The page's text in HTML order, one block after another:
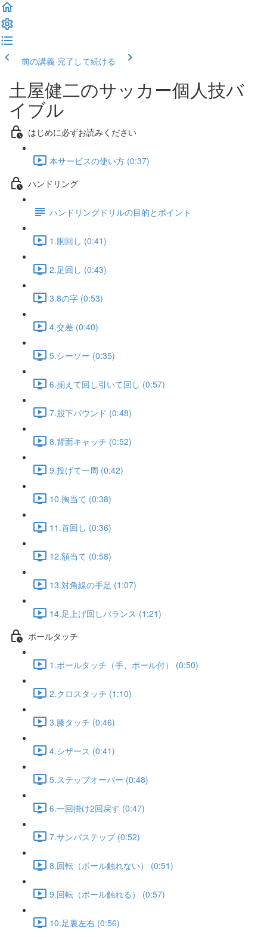
前の講義 完了して続ける
土屋健二のサッカー個人技バ
イブル
はじめに必ずお読みください
本サービスの使い方 (0:37)
ハンドリング
ハンドリングドリルの目的とポイント
1.胴回し (0:41)
2.足回し (0:43)
3.8の字 (0:53)
4.交差 (0:40)
5.シーソー (0:35)
6.揃えて回し引いて回し (0:57)
7.股下バウンド (0:48)
8.背面キャッチ (0:52)
9.投げて一周 (0:42)
10.胸当て (0:38)
11.首回し (0:36)
12.額当て (0:58)
13.対角線の手足 (1:07)
14.足上げ回しバランス (1:21)
ボールタッチ
1.ボールタッチ（手、ボール付） (0:50)
2.クロスタッチ (1:10)
3.膝タッチ (0:46)
4.シザース (0:41)
5.ステップオーバー (0:48)
6.一回掛け2回戻す (0:47)
7.サンバステップ (0:52)
8.回転（ボール触れない） (0:51)
9.回転（ボール触れる） (0:57)
10.足裏左右 (0:56)